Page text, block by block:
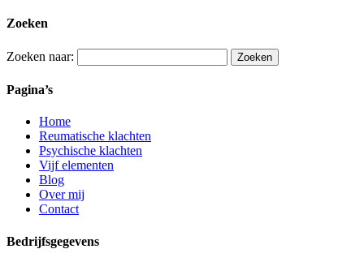
Zoeken
Zoeken naar:
Pagina’s
Home
Reumatische klachten
Psychische klachten
Vijf elementen
Blog
Over mij
Contact
Bedrijfsgegevens